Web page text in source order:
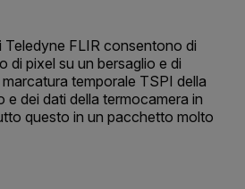
FLIR consentono di
di pixel su un bersaglio e di
temporale TSPI della
e dei dati della termocamera in
questo in un pacchetto molto